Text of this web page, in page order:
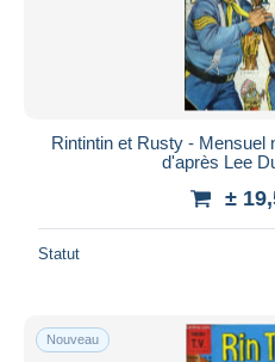
Rintintin et Rusty - Mensuel
d'après Lee
±
Statut
Nouveau